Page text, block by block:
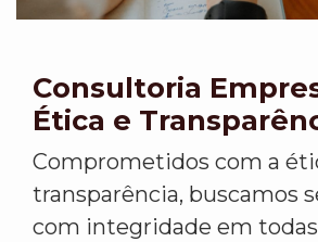
Consultoria
Ética e
Comprometidos com a
transparência, buscamos
com integridade em todas